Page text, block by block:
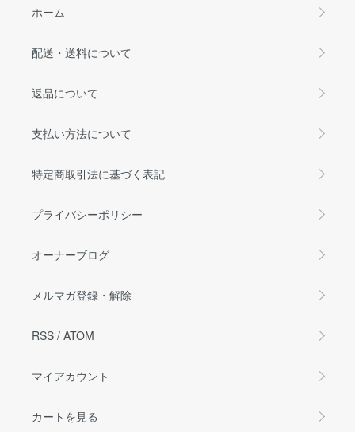
ホーム
配送・送料について
返品について
支払い方法について
特定商取引法に基づく表記
プライバシーポリシー
オーナーブログ
メルマガ登録・解除
RSS / ATOM
マイアカウント
カートを見る